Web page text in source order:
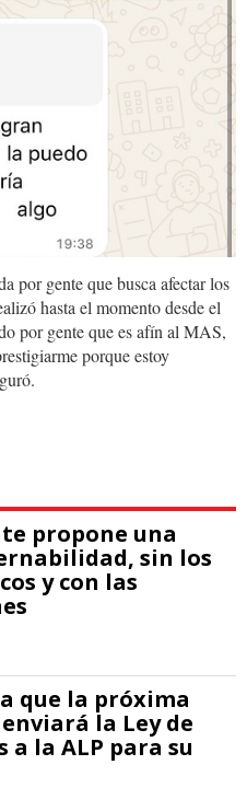
por gente que busca afectar los
hasta el momento desde el
por gente que es afín al MAS,
porque estoy
propone una
sin los
y con las
que la próxima
la Ley de
a la ALP para su